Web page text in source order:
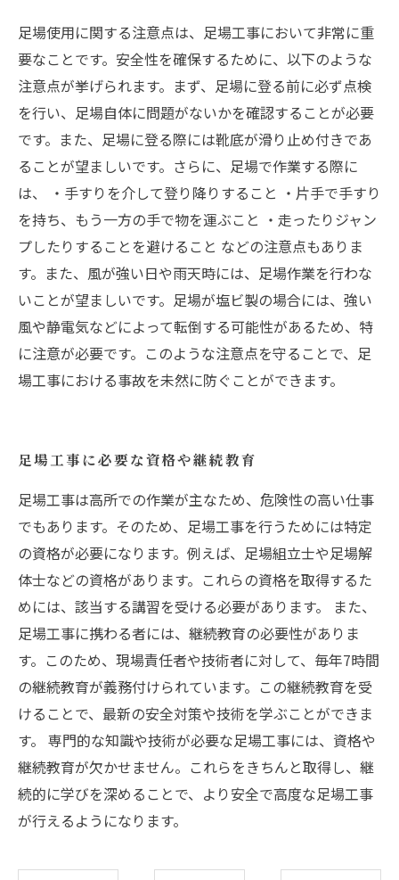
足場使用に関する注意点は、足場工事において非常に重
要なことです。安全性を確保するために、以下のような
注意点が挙げられます。まず、足場に登る前に必ず点検
を行い、足場自体に問題がないかを確認することが必要
です。また、足場に登る際には靴底が滑り止め付きであ
ることが望ましいです。さらに、足場で作業する際に
は、 ・手すりを介して登り降りすること ・片手で手すり
を持ち、もう一方の手で物を運ぶこと ・走ったりジャン
プしたりすることを避けること などの注意点もありま
す。また、風が強い日や雨天時には、足場作業を行わな
いことが望ましいです。足場が塩ビ製の場合には、強い
風や静電気などによって転倒する可能性があるため、特
に注意が必要です。このような注意点を守ることで、足
場工事における事故を未然に防ぐことができます。
足場工事に必要な資格や継続教育
足場工事は高所での作業が主なため、危険性の高い仕事
でもあります。そのため、足場工事を行うためには特定
の資格が必要になります。例えば、足場組立士や足場解
体士などの資格があります。これらの資格を取得するた
めには、該当する講習を受ける必要があります。 また、
足場工事に携わる者には、継続教育の必要性がありま
す。このため、現場責任者や技術者に対して、毎年7時間
の継続教育が義務付けられています。この継続教育を受
けることで、最新の安全対策や技術を学ぶことができま
す。 専門的な知識や技術が必要な足場工事には、資格や
継続教育が欠かせません。これらをきちんと取得し、継
続的に学びを深めることで、より安全で高度な足場工事
が行えるようになります。